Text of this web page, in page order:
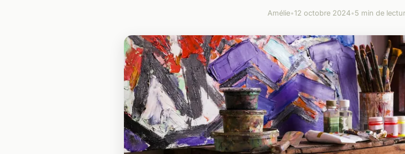
Amélie•12 octobre 2024•5 min de